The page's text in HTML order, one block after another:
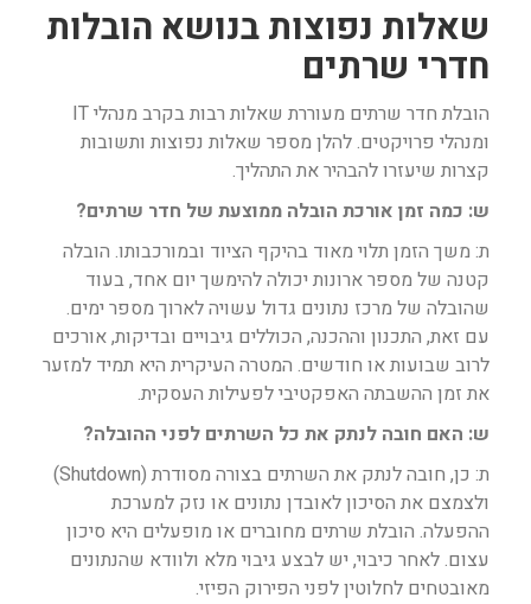
שאלות נפוצות בנושא הובלות
חדרי שרתים
הובלת חדר שרתים מעוררת שאלות רבות בקרב מנהלי IT
ומנהלי פרויקטים. להלן מספר שאלות נפוצות ותשובות
קצרות שיעזרו להבהיר את התהליך.
ש: כמה זמן אורכת הובלה ממוצעת של חדר שרתים?
ת: משך הזמן תלוי מאוד בהיקף הציוד ובמורכבותו. הובלה
קטנה של מספר ארונות יכולה להימשך יום אחד, בעוד
שהובלה של מרכז נתונים גדול עשויה לארוך מספר ימים.
עם זאת, התכנון וההכנה, הכוללים גיבויים ובדיקות, אורכים
לרוב שבועות או חודשים. המטרה העיקרית היא תמיד למזער
את זמן ההשבתה האפקטיבי לפעילות העסקית.
ש: האם חובה לנתק את כל השרתים לפני ההובלה?
ת: כן, חובה לנתק את השרתים בצורה מסודרת (Shutdown)
ולצמצם את הסיכון לאובדן נתונים או נזק למערכת
ההפעלה. הובלת שרתים מחוברים או מופעלים היא סיכון
עצום. לאחר כיבוי, יש לבצע גיבוי מלא ולוודא שהנתונים
מאובטחים לחלוטין לפני הפירוק הפיזי.